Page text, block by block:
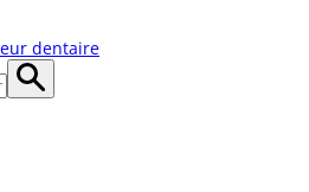
dentaire